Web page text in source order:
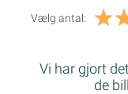
Vælg antal:
Vi har gjort
de